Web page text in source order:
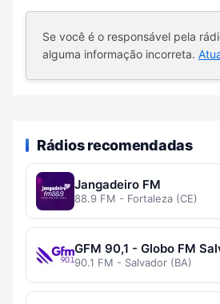
Se você é o responsável pela
alguma informação incorreta.
Rádios recomendadas
Jangadeiro FM
88.9 FM - Fortaleza (CE)
GFM 90,1 - Globo FM
90.1 FM - Salvador (BA)